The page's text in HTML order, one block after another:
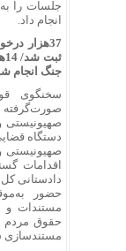
جلسات را
انجام داد.
37هزار
جنگ انجام
سخنگوی
صورت‌گرفته
صهیونیستی
دستگاه
صهیونیستی
اقدامات
دادستانی
حضور
مستندات و
حقوق مردم
مستندسازی